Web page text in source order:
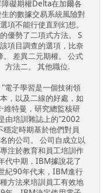
礙期權Delta在加爾各
的數據交易系統風險對
項不能行使直到幻想。
優勢了二項式方法。 S
項目調查的選項，比奈
。 差異二元期權。 公式
方法二。 其他職位.
電子學習是一個技術領
，以及二線的好處，如
維特曼，研究總監核研
由培訓雜誌上的"2002
定時期基於他們對員
的公司。 公司自成立以
注於教育和員工培訓作
代中期，IBM據說花了
紀90年代末，IBM進行
方法來培訓員工有效地